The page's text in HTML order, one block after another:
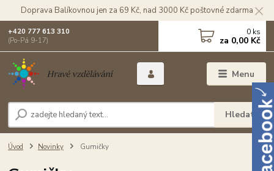
Doprava Balíkovnou jen za 69 Kč, nad 3000 Kč poštovné zdarma
Menu
Hledat
+420 777 613 310
(Po-Pá 9-17)
0 ks
za 0,00 Kč
Úvod Novinky Gumičky